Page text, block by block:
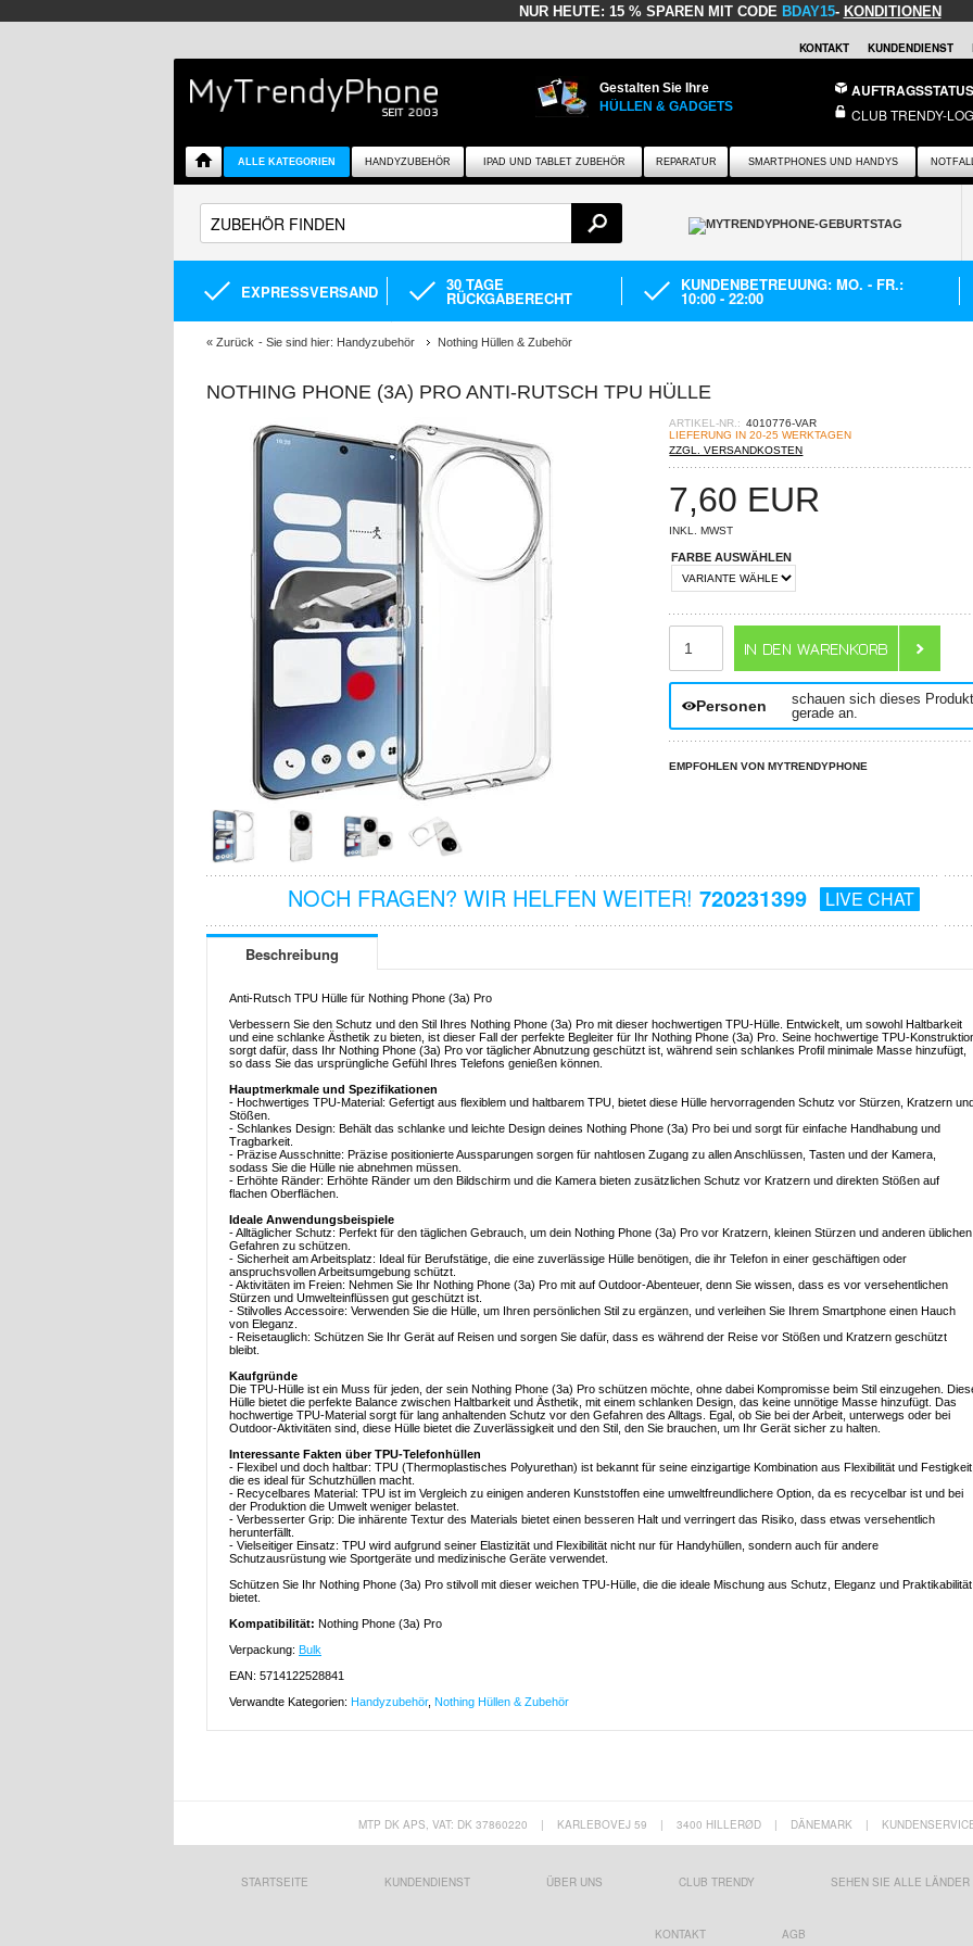
NUR HEUTE: 15 % SPAREN MIT CODE BDAY15- KONDITIONEN
KONTAKT KUNDENDIENST
Gestalten Sie Ihre
HÜLLEN & GADGETS
AUFTRAGSSTATUS
CLUB TRENDY-
ALLE KATEGORIEN HANDYZUBEHÖR IPAD UND TABLET ZUBEHÖR REPARATUR SMARTPHONES UND HANDYS
EXPRESSVERSAND 30 TAGE
RÜCKGABERECHT
KUNDENBETREUUNG: MO. - FR.:
10:00 - 22:00
« Zurück - Sie sind hier: Handyzubehör Nothing Hüllen & Zubehör
NOTHING PHONE (3A) PRO ANTI-RUTSCH TPU HÜLLE
ARTIKEL-NR.: 4010776-VAR
LIEFERUNG IN 20-25 WERKTAGEN
ZZGL. VERSANDKOSTEN
7,60 EUR
INKL. MWST
FARBE AUSWÄHLEN
Personen
schauen sich dieses Produkt
gerade an.
EMPFOHLEN VON MYTRENDYPHONE
NOCH FRAGEN? WIR HELFEN WEITER! 720231399 LIVE CHAT
Beschreibung
Anti-Rutsch TPU Hülle für Nothing Phone (3a) Pro
Verbessern Sie den Schutz und den Stil Ihres Nothing Phone (3a) Pro mit dieser hochwertigen TPU-Hülle. Entwickelt, um sowohl Haltbarkeit
und eine schlanke Ästhetik zu bieten, ist dieser Fall der perfekte Begleiter für Ihr Nothing Phone (3a) Pro. Seine hochwertige TPU-
sorgt dafür, dass Ihr Nothing Phone (3a) Pro vor täglicher Abnutzung geschützt ist, während sein schlankes Profil minimale Masse hinzufügt,
so dass Sie das ursprüngliche Gefühl Ihres Telefons genießen können.
Hauptmerkmale und Spezifikationen
- Hochwertiges TPU-Material: Gefertigt aus flexiblem und haltbarem TPU, bietet diese Hülle hervorragenden Schutz vor Stürzen, Kratzern und
Stößen.
- Schlankes Design: Behält das schlanke und leichte Design deines Nothing Phone (3a) Pro bei und sorgt für einfache Handhabung und
Tragbarkeit.
- Präzise Ausschnitte: Präzise positionierte Aussparungen sorgen für nahtlosen Zugang zu allen Anschlüssen, Tasten und der Kamera,
sodass Sie die Hülle nie abnehmen müssen.
- Erhöhte Ränder: Erhöhte Ränder um den Bildschirm und die Kamera bieten zusätzlichen Schutz vor Kratzern und direkten Stößen auf
flachen Oberflächen.
Ideale Anwendungsbeispiele
- Alltäglicher Schutz: Perfekt für den täglichen Gebrauch, um dein Nothing Phone (3a) Pro vor Kratzern, kleinen Stürzen und anderen üblichen
Gefahren zu schützen.
- Sicherheit am Arbeitsplatz: Ideal für Berufstätige, die eine zuverlässige Hülle benötigen, die ihr Telefon in einer geschäftigen oder
anspruchsvollen Arbeitsumgebung schützt.
- Aktivitäten im Freien: Nehmen Sie Ihr Nothing Phone (3a) Pro mit auf Outdoor-Abenteuer, denn Sie wissen, dass es vor versehentlichen
Stürzen und Umwelteinflüssen gut geschützt ist.
- Stilvolles Accessoire: Verwenden Sie die Hülle, um Ihren persönlichen Stil zu ergänzen, und verleihen Sie Ihrem Smartphone einen Hauch
von Eleganz.
- Reisetauglich: Schützen Sie Ihr Gerät auf Reisen und sorgen Sie dafür, dass es während der Reise vor Stößen und Kratzern geschützt
bleibt.
Kaufgründe
Die TPU-Hülle ist ein Muss für jeden, der sein Nothing Phone (3a) Pro schützen möchte, ohne dabei Kompromisse beim Stil einzugehen.
Hülle bietet die perfekte Balance zwischen Haltbarkeit und Ästhetik, mit einem schlanken Design, das keine unnötige Masse hinzufügt. Das
hochwertige TPU-Material sorgt für lang anhaltenden Schutz vor den Gefahren des Alltags. Egal, ob Sie bei der Arbeit, unterwegs oder bei
Outdoor-Aktivitäten sind, diese Hülle bietet die Zuverlässigkeit und den Stil, den Sie brauchen, um Ihr Gerät sicher zu halten.
Interessante Fakten über TPU-Telefonhüllen
- Flexibel und doch haltbar: TPU (Thermoplastisches Polyurethan) ist bekannt für seine einzigartige Kombination aus Flexibilität und Festigkeit,
die es ideal für Schutzhüllen macht.
- Recycelbares Material: TPU ist im Vergleich zu einigen anderen Kunststoffen eine umweltfreundlichere Option, da es recycelbar ist und bei
der Produktion die Umwelt weniger belastet.
- Verbesserter Grip: Die inhärente Textur des Materials bietet einen besseren Halt und verringert das Risiko, dass etwas versehentlich
herunterfällt.
- Vielseitiger Einsatz: TPU wird aufgrund seiner Elastizität und Flexibilität nicht nur für Handyhüllen, sondern auch für andere
Schutzausrüstung wie Sportgeräte und medizinische Geräte verwendet.
Schützen Sie Ihr Nothing Phone (3a) Pro stilvoll mit dieser weichen TPU-Hülle, die die ideale Mischung aus Schutz, Eleganz und Praktikabilität
bietet.
Kompatibilität: Nothing Phone (3a) Pro
Verpackung: Bulk
EAN: 5714122528841
Verwandte Kategorien: Handyzubehör, Nothing Hüllen & Zubehör
MTP DK APS, VAT: DK 37860220 | KARLEBOVEJ 59 | 3400 HILLERØD | DÄNEMARK |
STARTSEITE KUNDENDIENST ÜBER UNS CLUB TRENDY SEHEN SIE ALLE LÄNDER
KONTAKT AGB